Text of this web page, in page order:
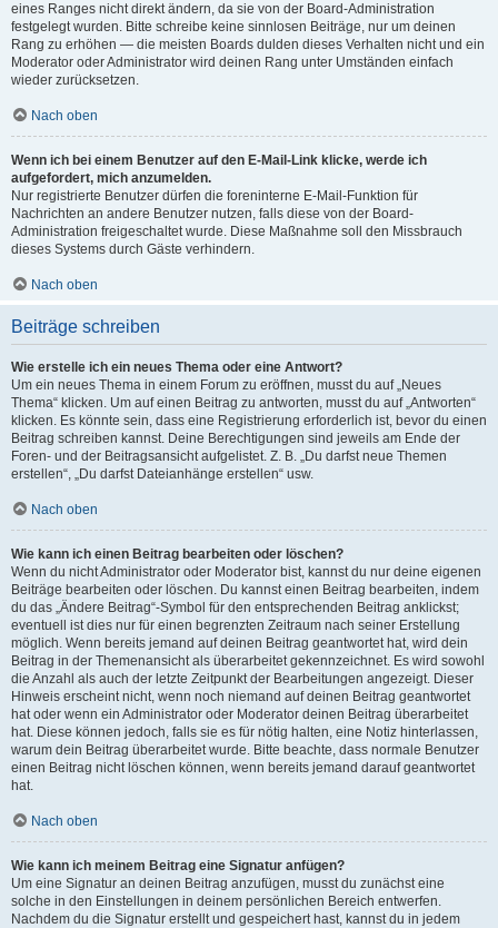
eines Ranges nicht direkt ändern, da sie von der Board-Administration
festgelegt wurden. Bitte schreibe keine sinnlosen Beiträge, nur um deinen
Rang zu erhöhen — die meisten Boards dulden dieses Verhalten nicht und ein
Moderator oder Administrator wird deinen Rang unter Umständen einfach
wieder zurücksetzen.
Nach oben
Wenn ich bei einem Benutzer auf den E-Mail-Link klicke, werde ich
aufgefordert, mich anzumelden.
Nur registrierte Benutzer dürfen die foreninterne E-Mail-Funktion für
Nachrichten an andere Benutzer nutzen, falls diese von der Board-
Administration freigeschaltet wurde. Diese Maßnahme soll den Missbrauch
dieses Systems durch Gäste verhindern.
Nach oben
Beiträge schreiben
Wie erstelle ich ein neues Thema oder eine Antwort?
Um ein neues Thema in einem Forum zu eröffnen, musst du auf „Neues
Thema“ klicken. Um auf einen Beitrag zu antworten, musst du auf „Antworten“
klicken. Es könnte sein, dass eine Registrierung erforderlich ist, bevor du einen
Beitrag schreiben kannst. Deine Berechtigungen sind jeweils am Ende der
Foren- und der Beitragsansicht aufgelistet. Z. B. „Du darfst neue Themen
erstellen“, „Du darfst Dateianhänge erstellen“ usw.
Nach oben
Wie kann ich einen Beitrag bearbeiten oder löschen?
Wenn du nicht Administrator oder Moderator bist, kannst du nur deine eigenen
Beiträge bearbeiten oder löschen. Du kannst einen Beitrag bearbeiten, indem
du das „Ändere Beitrag“-Symbol für den entsprechenden Beitrag anklickst;
eventuell ist dies nur für einen begrenzten Zeitraum nach seiner Erstellung
möglich. Wenn bereits jemand auf deinen Beitrag geantwortet hat, wird dein
Beitrag in der Themenansicht als überarbeitet gekennzeichnet. Es wird sowohl
die Anzahl als auch der letzte Zeitpunkt der Bearbeitungen angezeigt. Dieser
Hinweis erscheint nicht, wenn noch niemand auf deinen Beitrag geantwortet
hat oder wenn ein Administrator oder Moderator deinen Beitrag überarbeitet
hat. Diese können jedoch, falls sie es für nötig halten, eine Notiz hinterlassen,
warum dein Beitrag überarbeitet wurde. Bitte beachte, dass normale Benutzer
einen Beitrag nicht löschen können, wenn bereits jemand darauf geantwortet
hat.
Nach oben
Wie kann ich meinem Beitrag eine Signatur anfügen?
Um eine Signatur an deinen Beitrag anzufügen, musst du zunächst eine
solche in den Einstellungen in deinem persönlichen Bereich entwerfen.
Nachdem du die Signatur erstellt und gespeichert hast, kannst du in jedem